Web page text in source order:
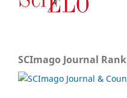
SCImago Journal Rank